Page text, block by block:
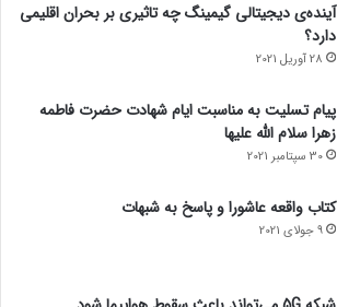
آینده‌ی دیجیتالی گیمینگ چه تاثیری بر بحران اقلیمی
دارد؟
28 آوریل 2021
پیام تسلیت به مناسبت ایام شهادت حضرت فاطمه
زهرا سلام الله علیها
30 سپتامبر 2021
کتاب واقعه عاشورا و پاسخ به شبهات
9 جولای 2021